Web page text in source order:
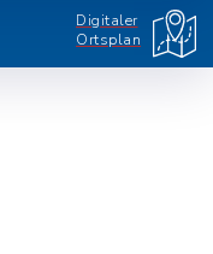
Digitaler
Ortsplan